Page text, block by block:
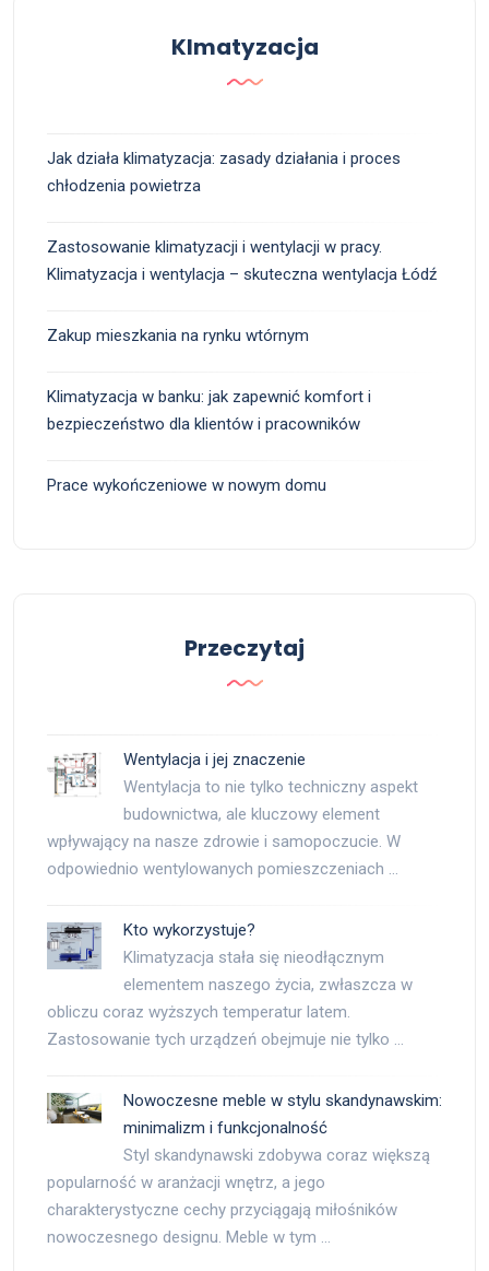
Klmatyzacja
Jak działa klimatyzacja: zasady działania i proces
chłodzenia powietrza
Zastosowanie klimatyzacji i wentylacji w pracy.
Klimatyzacja i wentylacja – skuteczna wentylacja Łódź
Zakup mieszkania na rynku wtórnym
Klimatyzacja w banku: jak zapewnić komfort i
bezpieczeństwo dla klientów i pracowników
Prace wykończeniowe w nowym domu
Przeczytaj
Wentylacja i jej znaczenie
Wentylacja to nie tylko techniczny aspekt
budownictwa, ale kluczowy element
wpływający na nasze zdrowie i samopoczucie. W
odpowiednio wentylowanych pomieszczeniach …
Kto wykorzystuje?
Klimatyzacja stała się nieodłącznym
elementem naszego życia, zwłaszcza w
obliczu coraz wyższych temperatur latem.
Zastosowanie tych urządzeń obejmuje nie tylko …
Nowoczesne meble w stylu skandynawskim:
minimalizm i funkcjonalność
Styl skandynawski zdobywa coraz większą
popularność w aranżacji wnętrz, a jego
charakterystyczne cechy przyciągają miłośników
nowoczesnego designu. Meble w tym …